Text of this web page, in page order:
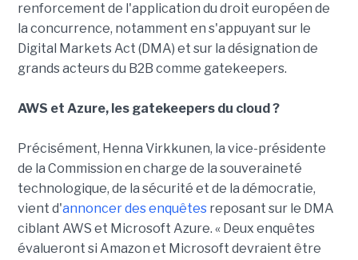
renforcement de l'application du droit européen de
la concurrence, notamment en s'appuyant sur le
Digital Markets Act (DMA) et sur la désignation de
grands acteurs du B2B comme gatekeepers.
AWS et Azure, les gatekeepers du cloud ?
Précisément, Henna Virkkunen, la vice-présidente
de la Commission en charge de la souveraineté
technologique, de la sécurité et de la démocratie,
vient d'annoncer des enquêtesreposant sur le DMA
ciblant AWS et Microsoft Azure. « Deux enquêtes
évalueront si Amazon et Microsoft devraient être